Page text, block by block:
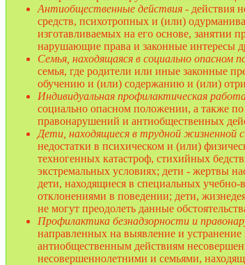
Антиобщественные действия - действия
средств, психотропных и (или)
изготавливаемых на его основе, занятии
нарушающие права и законные интересы
Семья, находящаяся в социально опасном
семья, где родители или иные законные
обучению и (или) содержанию и (или)
Индивидуальная профилактическая
социально опасном положении, а также
правонарушений и антиобщественных
Дети, находящиеся в трудной жизненной
недостатки в психическом и (или)
техногенных катастроф, стихийных
экстремальных условиях; дети - жертвы
дети, находящиеся в специальных
отклонениями в поведении; дети,
не могут преодолеть данные
Профилактика безнадзорности и
направленных на выявление и
антиобщественным действиям
несовершеннолетними и семьями,